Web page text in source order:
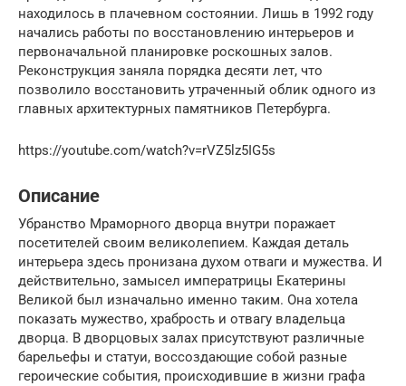
находилось в плачевном состоянии. Лишь в 1992 году
начались работы по восстановлению интерьеров и
первоначальной планировке роскошных залов.
Реконструкция заняла порядка десяти лет, что
позволило восстановить утраченный облик одного из
главных архитектурных памятников Петербурга.
https://youtube.com/watch?v=rVZ5lz5IG5s
Описание
Убранство Мраморного дворца внутри поражает
посетителей своим великолепием. Каждая деталь
интерьера здесь пронизана духом отваги и мужества. И
действительно, замысел императрицы Екатерины
Великой был изначально именно таким. Она хотела
показать мужество, храбрость и отвагу владельца
дворца. В дворцовых залах присутствуют различные
барельефы и статуи, воссоздающие собой разные
героические события, происходившие в жизни графа